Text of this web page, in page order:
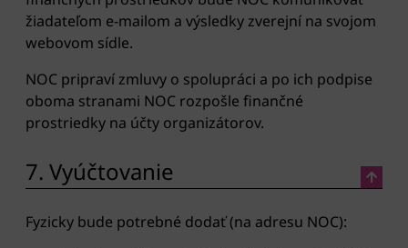
žiadateľom e-mailom a výsledky zverejní na svojom
webovom sídle.
NOC pripraví zmluvy o spolupráci a po ich podpise
oboma stranami NOC rozpošle finančné
prostriedky na účty organizátorov.
7. Vyúčtovanie
Fyzicky bude potrebné dodať (na adresu NOC):